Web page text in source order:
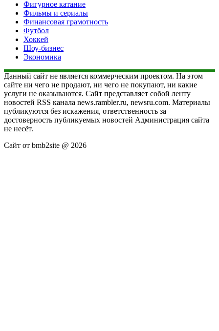
Фигурное катание
Фильмы и сериалы
Финансовая грамотность
Футбол
Хоккей
Шоу-бизнес
Экономика
Данный сайт не является коммерческим проектом. На этом
сайте ни чего не продают, ни чего не покупают, ни какие
услуги не оказываются. Сайт представляет собой ленту
новостей RSS канала news.rambler.ru, newsru.com. Материалы
публикуются без искажения, ответственность за
достоверность публикуемых новостей Администрация сайта
не несёт.
Сайт от bmb2site @ 2026